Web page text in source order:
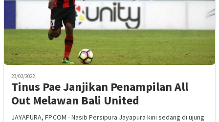
23/02/2022
Tinus Pae Janjikan Penampilan All
Out Melawan Bali United
JAYAPURA, FP.COM - Nasib Persipura Jayapura kini sedang di ujung